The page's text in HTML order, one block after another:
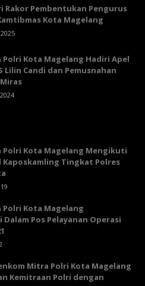
Rakor Pembentukan Pengurus
Kota Magelang
Polri Kota Magelang Hadiri Apel
Lilin Candi dan Pemusnahan
Polri Kota Magelang Mengikuti
Kaposkamling Tingkat Polres
Polri Kota Magelang
Pos Pelayanan Operasi
Mitra Polri Kota Magelang
Kemitraan Polri dengan